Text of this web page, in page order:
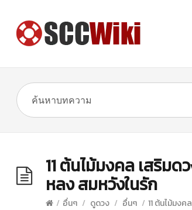
11 ต้นไม้มงคล เสริม
หลง สมหวังในรัก
/ อื่นๆ / ดูดวง / อื่นๆ / 11 ต้นไม้มง